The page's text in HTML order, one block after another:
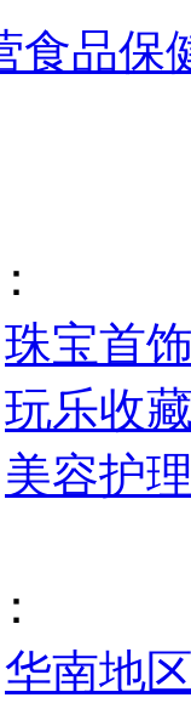
食品保
珠宝首
玩乐收
美容护
华南地